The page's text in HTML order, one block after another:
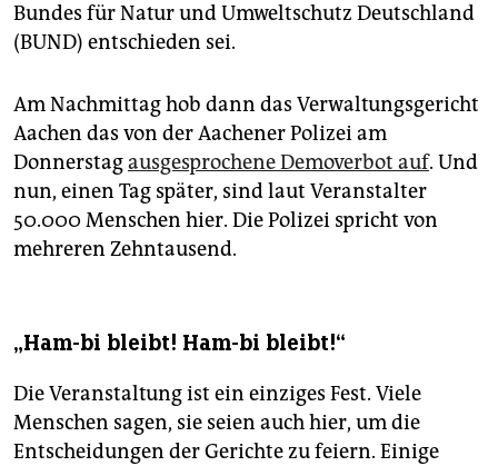
Bundes für Natur und Umweltschutz Deutschland
(BUND) entschieden sei.
Am Nachmittag hob dann das Verwaltungsgericht
Aachen das von der Aachener Polizei am
Donnerstagausgesprochene Demoverbot auf. Und
nun, einen Tag später, sind laut Veranstalter
50.000 Menschen hier. Die Polizei spricht von
mehreren Zehntausend.
„Ham-bi bleibt! Ham-bi bleibt!“
Die Veranstaltung ist ein einziges Fest. Viele
Menschen sagen, sie seien auch hier, um die
Entscheidungen der Gerichte zu feiern. Einige